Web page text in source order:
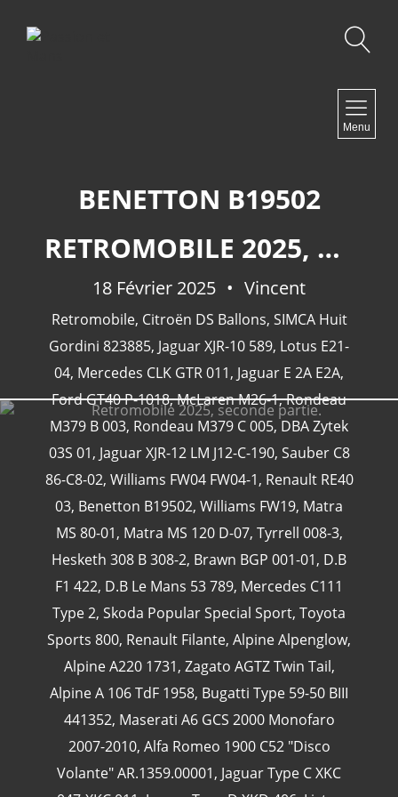
Menu
BENETTON B19502
RETROMOBILE 2025, SECONDE PARTIE.
18 Février 2025 Vincent
Retromobile, Citroën DS Ballons, SIMCA Huit
Gordini 823885, Jaguar XJR-10 589, Lotus E21-
04, Mercedes CLK GTR 011, Jaguar E 2A E2A,
Ford GT40 P-1018,McLaren M26-1,Rondeau
M379 B 003, Rondeau M379 C 005, DBA Zytek
03S 01, Jaguar XJR-12 LM J12-C-190, Sauber C8
86-C8-02, Williams FW04 FW04-1, Renault RE40
03, Benetton B19502, Williams FW19, Matra
MS 80-01, Matra MS 120 D-07, Tyrrell 008-3,
Hesketh 308 B 308-2, Brawn BGP 001-01, D.B
F1 422, D.B Le Mans 53 789, Mercedes C111
Type 2, Skoda Popular Special Sport, Toyota
Sports 800, Renault Filante, Alpine Alpenglow,
Alpine A220 1731, Zagato AGTZ Twin Tail,
Alpine A 106 TdF 1958, Bugatti Type 59-50 BIII
441352, Maserati A6 GCS 2000 Monofaro
2007-2010, Alfa Romeo 1900 C52 "Disco
Volante" AR.1359.00001, Jaguar Type C XKC
NEWSLETTER
CATÉGORIES
(18)
24 Heures Du Mans 1967
(5)